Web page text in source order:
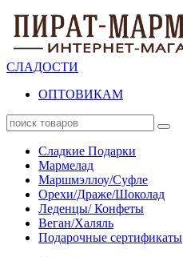
СЛАДОСТИ
ОПТОВИКАМ
Сладкие Подарки
Мармелад
Маршмэллоу/Суфле
Орехи/Драже/Шоколад
Леденцы/ Конфеты
Веган/Халяль
Подарочные сертификаты